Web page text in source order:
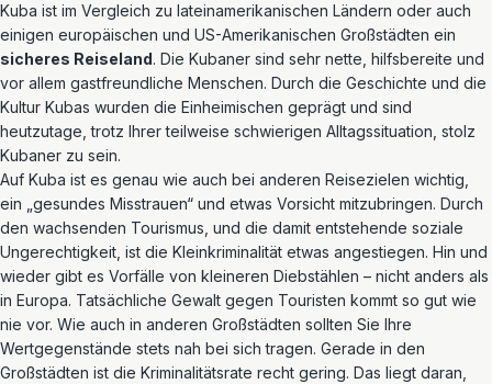
Kuba ist im Vergleich zu lateinamerikanischen Ländern oder auch
einigen europäischen und US-Amerikanischen Großstädten ein
sicheres Reiseland. Die Kubaner sind sehr nette, hilfsbereite und
vor allem gastfreundliche Menschen. Durch die Geschichte und die
Kultur Kubas wurden die Einheimischen geprägt und sind
heutzutage, trotz Ihrer teilweise schwierigen Alltagssituation, stolz
Kubaner zu sein.
Auf Kuba ist es genau wie auch bei anderen Reisezielen wichtig,
ein „gesundes Misstrauen“ und etwas Vorsicht mitzubringen. Durch
den wachsenden Tourismus, und die damit entstehende soziale
Ungerechtigkeit, ist die Kleinkriminalität etwas angestiegen. Hin und
wieder gibt es Vorfälle von kleineren Diebstählen – nicht anders als
in Europa. Tatsächliche Gewalt gegen Touristen kommt so gut wie
nie vor. Wie auch in anderen Großstädten sollten Sie Ihre
Wertgegenstände stets nah bei sich tragen. Gerade in den
Großstädten ist die Kriminalitätsrate recht gering. Das liegt daran,